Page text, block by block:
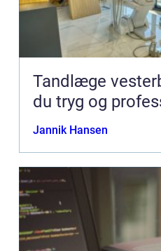
Tandlæge vesterbro sådan
du tryg og
Jannik Hansen